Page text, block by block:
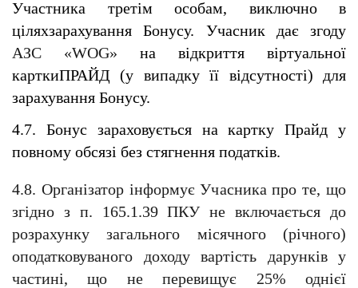
Участника третім особам, виключно в
АЗС «WOG» на відкриття віртуальної
карткиПРАЙД (у випадку її відсутності) для
зарахування Бонусу.
4.7. Бонус зараховується на картку Прайд у
повному обсязі без стягнення податків.
4.8. Організатор інформує Учасника про те, що
згідно з п. 165.1.39 ПКУ не включається до
розрахунку загального місячного (річного)
оподатковуваного доходу вартість дарунків у
частині, що не перевищує 25% однієї